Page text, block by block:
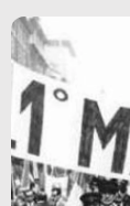
come.